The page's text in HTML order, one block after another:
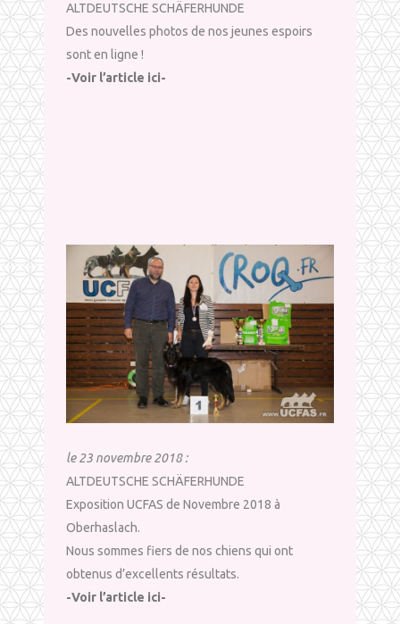
ALTDEUTSCHE SCHÄFERHUNDE
Des nouvelles photos de nos jeunes espoirs
sont en ligne !
-Voir l’article ici-
le 23 novembre 2018 :
ALTDEUTSCHE SCHÄFERHUNDE
Exposition UCFAS de Novembre 2018 à
Oberhaslach.
Nous sommes fiers de nos chiens qui ont
obtenus d’excellents résultats.
-Voir l’article ici-